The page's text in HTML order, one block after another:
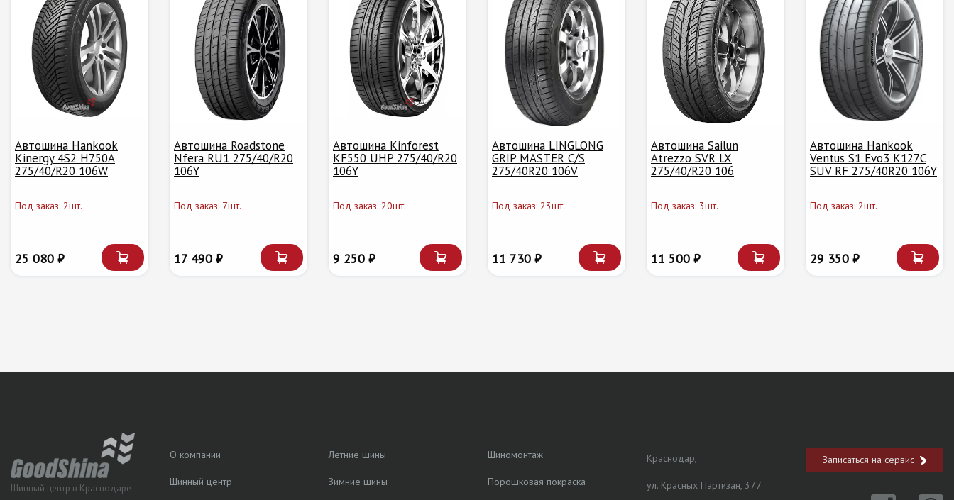
Автошина Hankook
Kinergy 4S2 H750A
275/40/R20 106W
Под заказ: 2шт.
25 080 ₽
Автошина Roadstone
Nfera RU1 275/40/R20
106Y
Под заказ: 7шт.
17 490 ₽
Автошина Kinforest
KF550 UHP 275/40/R20
106Y
Под заказ: 20шт.
9 250 ₽
Автошина LINGLONG
GRIP MASTER C/S
275/40R20 106V
Под заказ: 23шт.
11 730 ₽
Автошина Sailun
Atrezzo SVR LX
275/40/R20 106
Под заказ: 3шт.
11 500 ₽
Автошина Hankook
Ventus S1 Evo3 K127C
SUV RF 275/40R20 106Y
Под заказ: 2шт.
29 350 ₽
Шинный центр в Краснодаре
О компании
Шинный центр
Летние шины
Зимние шины
Шиномонтаж
Порошковая покраска
Краснодар,
ул. Красных Партизан, 377
Записаться на сервис